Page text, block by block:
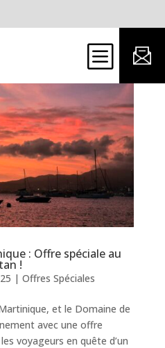
b
: Offre spéciale au
!
| Offres Spéciales
et le Domaine de
avec une offre
voyageurs en quête d’un